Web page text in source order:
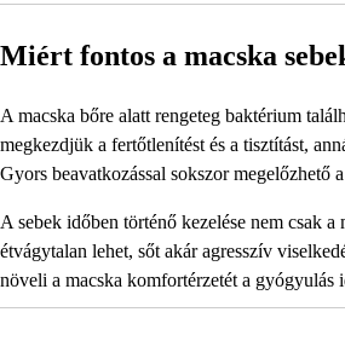
Miért fontos a macska
A macska bőre alatt rengeteg baktérium
megkezdjük a fertőtlenítést és a tisztítást,
Gyors beavatkozással sokszor
A sebek időben történő kezelése nem csak
étvágytalan lehet, sőt akár agresszív
növeli a macska komfortérzetét a gyógyulás